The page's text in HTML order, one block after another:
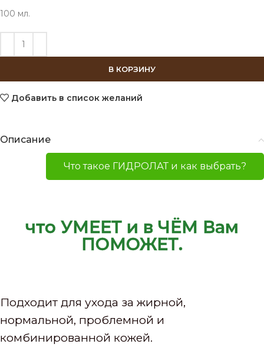
100 мл.
В КОРЗИНУ
Добавить в список желаний
Описание
Что такое ГИДРОЛАТ и как выбрать?
что УМЕЕТ и в ЧЁМ Вам
ПОМОЖЕТ.
Подходит для ухода за жирной,
нормальной, проблемной и
комбинированной кожей.